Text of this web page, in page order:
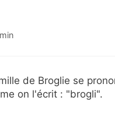
de Broglie se
on l'écrit : "brogli".